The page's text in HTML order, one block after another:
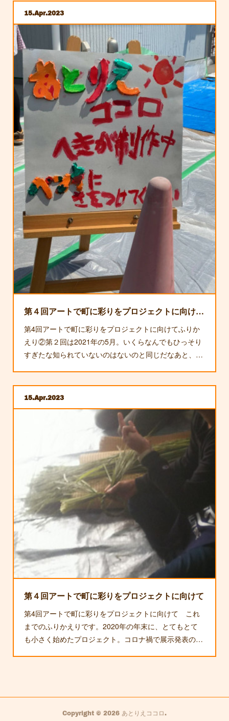
15 Apr 2023
第４回アートで町に彩りをプロジェクトに向けて②
第4回アートで町に彩りをプロジェクトに向けてふりか
えり②第２回は2021年の5月。いくらなんでもひっそり
すぎたな知られていないのはないのと同じだなあと、…
15 Apr 2023
第４回アートで町に彩りをプロジェクトに向けて
第4回アートで町に彩りをプロジェクトに向けて これ
までのふりかえりです。2020年の年末に、とてもとて
も小さく始めたプロジェクト。コロナ禍で展示発表の…
Copyright © 2026 あとりえココロ.